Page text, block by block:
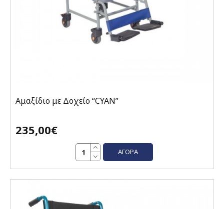
Αμαξίδιο με Δοχείο “CYAN”
235,00€
ΑΓΟΡΆ